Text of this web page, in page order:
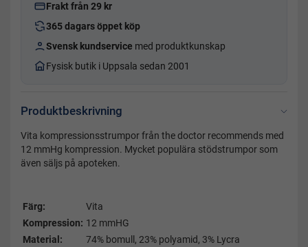
Frakt från 29 kr
365 dagars öppet köp
Svensk kundservice med produktkunskap
Fysisk butik i Uppsala sedan 2001
Produktbeskrivning
Vita kompressionsstrumpor från the doctor recommends med
12 mmHg kompression. Mycket populära stödstrumpor som
även säljs på apoteken.
Färg:
Vita
Kompression: 12 mmHG
Material:
74% bomull, 23% polyamid, 3% Lycra